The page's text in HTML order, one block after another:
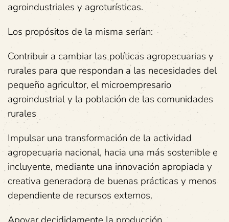
agroindustriales y agroturísticas.
Los propósitos de la misma serían:
Contribuir a cambiar las políticas agropecuarias y
rurales para que respondan a las necesidades del
pequeño agricultor, el microempresario
agroindustrial y la población de las comunidades
rurales
Impulsar una transformación de la actividad
agropecuaria nacional, hacia una más sostenible e
incluyente, mediante una innovación apropiada y
creativa generadora de buenas prácticas y menos
dependiente de recursos externos.